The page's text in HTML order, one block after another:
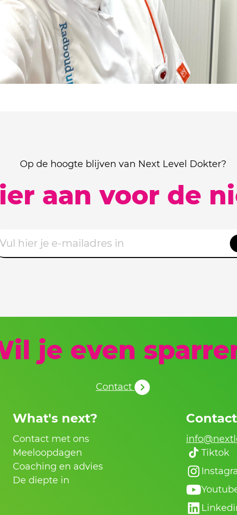
Op de hoogte blijven van Next Level Dokter?
aan voor de
je even
Contact
What's next?
Contact met ons
Meeloopdagen
Coaching en advies
De diepte in
Contact
Tiktok